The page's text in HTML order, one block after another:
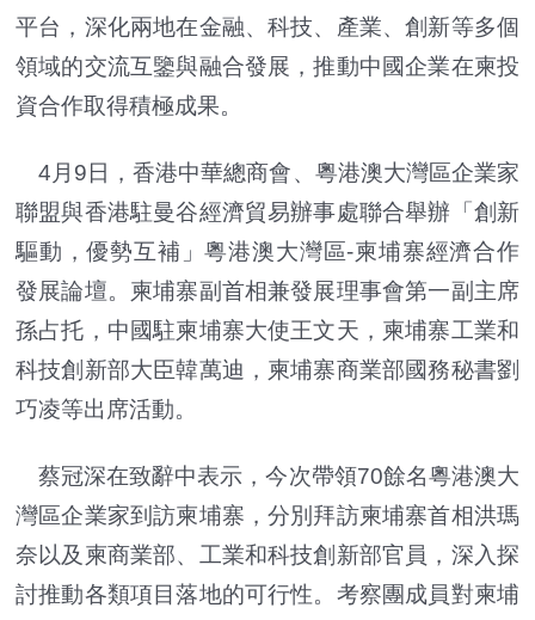
平台，深化兩地在金融、科技、產業、創新等多個
領域的交流互鑒與融合發展，推動中國企業在柬投
資合作取得積極成果。
4月9日，香港中華總商會、粵港澳大灣區企業家
聯盟與香港駐曼谷經濟貿易辦事處聯合舉辦「創新
驅動，優勢互補」粵港澳大灣區-柬埔寨經濟合作
發展論壇。柬埔寨副首相兼發展理事會第一副主席
孫占托，中國駐柬埔寨大使王文天，柬埔寨工業和
科技創新部大臣韓萬迪，柬埔寨商業部國務秘書劉
巧凌等出席活動。
蔡冠深在致辭中表示，今次帶領70餘名粵港澳大
灣區企業家到訪柬埔寨，分別拜訪柬埔寨首相洪瑪
奈以及柬商業部、工業和科技創新部官員，深入探
討推動各類項目落地的可行性。考察團成員對柬埔